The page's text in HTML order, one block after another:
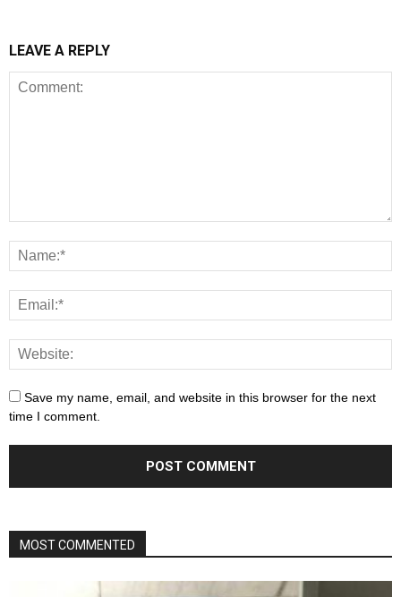
LEAVE A REPLY
Save my name, email, and website in this browser for the next
time I comment.
MOST COMMENTED